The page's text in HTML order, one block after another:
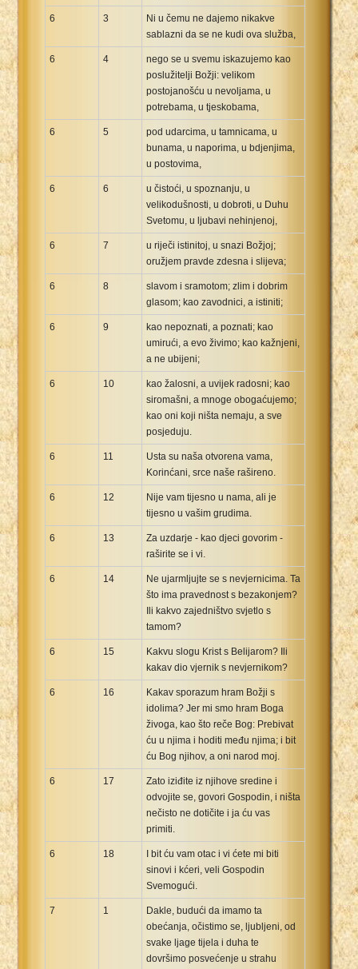
6 3
Ni u čemu ne dajemo nikakve
sablazni da se ne kudi ova služba,
6 4
nego se u svemu iskazujemo kao
poslužitelji Božji: velikom
postojanošću u nevoljama, u
potrebama, u tjeskobama,
6 5
pod udarcima, u tamnicama, u
bunama, u naporima, u bdjenjima,
u postovima,
6 6
u čistoći, u spoznanju, u
velikodušnosti, u dobroti, u Duhu
Svetomu, u ljubavi nehinjenoj,
6 7
u riječi istinitoj, u snazi Božjoj;
oružjem pravde zdesna i slijeva;
6 8
slavom i sramotom; zlim i dobrim
glasom; kao zavodnici, a istiniti;
6 9
kao nepoznati, a poznati; kao
umirući, a evo živimo; kao kažnjeni,
a ne ubijeni;
6 10
kao žalosni, a uvijek radosni; kao
siromašni, a mnoge obogaćujemo;
kao oni koji ništa nemaju, a sve
posjeduju.
6 11
Usta su naša otvorena vama,
Korinćani, srce naše rašireno.
6 12
Nije vam tijesno u nama, ali je
tijesno u vašim grudima.
6 13
Za uzdarje - kao djeci govorim -
raširite se i vi.
6 14
Ne ujarmljujte se s nevjernicima. Ta
što ima pravednost s bezakonjem?
Ili kakvo zajedništvo svjetlo s
tamom?
6 15
Kakvu slogu Krist s Belijarom? Ili
kakav dio vjernik s nevjernikom?
6 16
Kakav sporazum hram Božji s
idolima? Jer mi smo hram Boga
živoga, kao što reče Bog: Prebivat
ću u njima i hoditi među njima; i bit
ću Bog njihov, a oni narod moj.
6 17
Zato iziđite iz njihove sredine i
odvojite se, govori Gospodin, i ništa
nečisto ne dotičite i ja ću vas
primiti.
6 18
I bit ću vam otac i vi ćete mi biti
sinovi i kćeri, veli Gospodin
Svemogući.
7 1
Dakle, budući da imamo ta
obećanja, očistimo se, ljubljeni, od
svake ljage tijela i duha te
dovršimo posvećenje u strahu